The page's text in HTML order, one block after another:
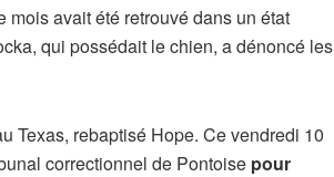
mois avait été retrouvé dans un état
qui possédait le chien, a dénoncé les
Texas, rebaptisé Hope. Ce vendredi 10
correctionnel de Pontoise pour